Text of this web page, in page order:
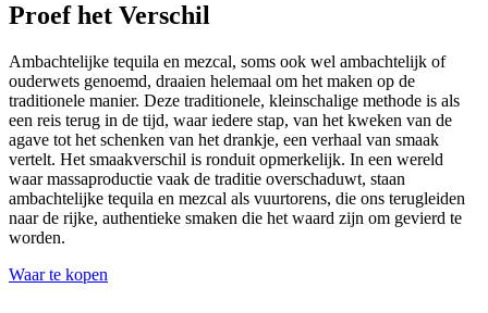
Proef het Verschil
Ambachtelijke tequila en mezcal, soms ook wel ambachtelijk of
ouderwets genoemd, draaien helemaal om het maken op de
traditionele manier. Deze traditionele, kleinschalige methode is als
een reis terug in de tijd, waar iedere stap, van het kweken van de
agave tot het schenken van het drankje, een verhaal van smaak
vertelt. Het smaakverschil is ronduit opmerkelijk. In een wereld
waar massaproductie vaak de traditie overschaduwt, staan
ambachtelijke tequila en mezcal als vuurtorens, die ons terugleiden
naar de rijke, authentieke smaken die het waard zijn om gevierd te
worden.
Waar te kopen